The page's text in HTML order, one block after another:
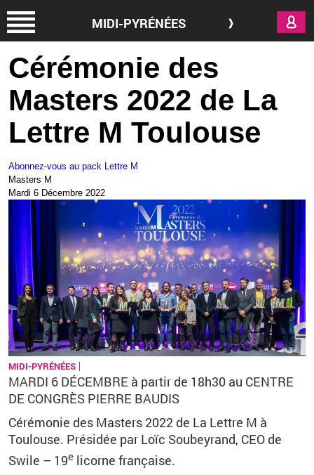
MIDI-PYRÉNÉES
Cérémonie des
Masters 2022 de La
Lettre M Toulouse
Abonnez-vous au pack Lettre M
Masters M
Mardi 6 Décembre 2022
MIDI-PYRÉNÉES
MARDI 6 DÉCEMBRE à partir de 18h30 au CENTRE
DE CONGRÈS PIERRE BAUDIS
Cérémonie des Masters 2022 de La Lettre M à
Toulouse. Présidée par Loïc Soubeyrand, CEO de
Swile – 19e licorne française.